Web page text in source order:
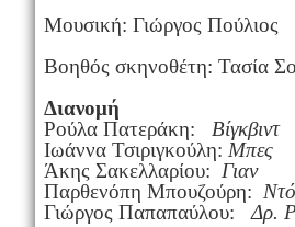
Μουσική: Γιώργος Πούλιος
Βοηθός σκηνοθέτη:
Διανομή
Ρούλα Πατεράκη: Βίγκβιντ
Ιωάννα Τσιριγκούλη: Μπες
Άκης Σακελλαρίου: Γιαν
Παρθενόπη Μπουζούρη:
Γιώργος Παπαπαύλου: Δρ.